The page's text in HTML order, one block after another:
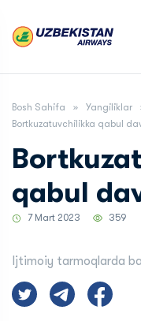
Bosh Sahifa
Yangiliklar
Bortkuzatuvchilikka qabul
qabul
7 Mart 2023 359
Ijtimoiy tarmoqlarda